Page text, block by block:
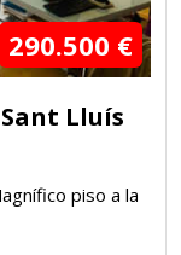
290.500 €
Lluís
piso a la